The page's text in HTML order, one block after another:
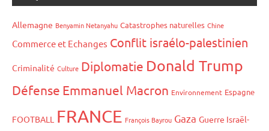
Allemagne Benyamin Netanyahu Catastrophes naturelles Chine
Commerce et Echanges Conflit israélo-palestinien
Criminalité Culture Diplomatie Donald Trump
Défense Emmanuel Macron Environnement Espagne
FOOTBALL FRANCE François Bayrou Gaza Guerre Israël-